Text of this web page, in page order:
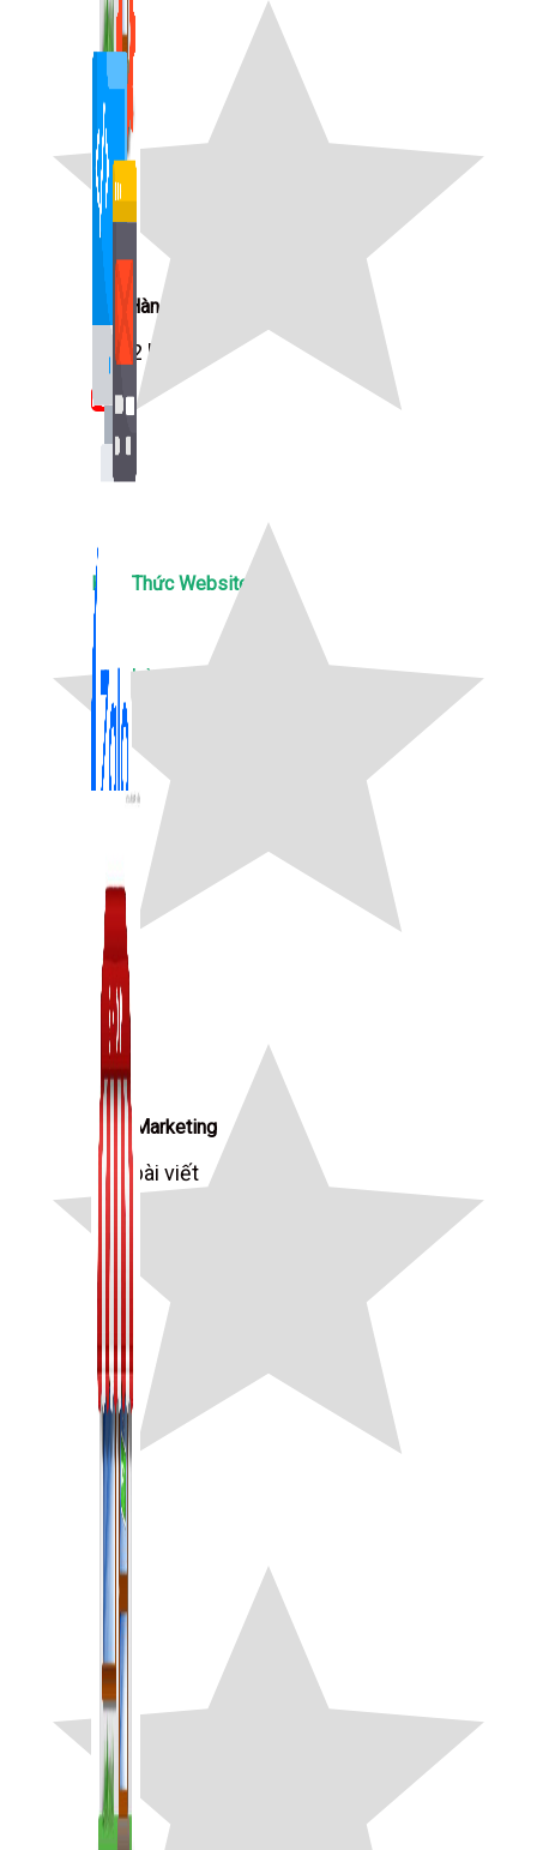
Bán Hàng Online
2,632 bài viết
New
Zalo Marketing
104 bài viết
New
Kiến Thức Website
309 bài viết